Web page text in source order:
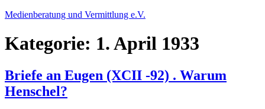
Zum
springen
Medienberatung und Vermittlung e.V.
Kategorie: 1. April 1933
Briefe an Eugen (XCII -92) . Warum
Henschel?